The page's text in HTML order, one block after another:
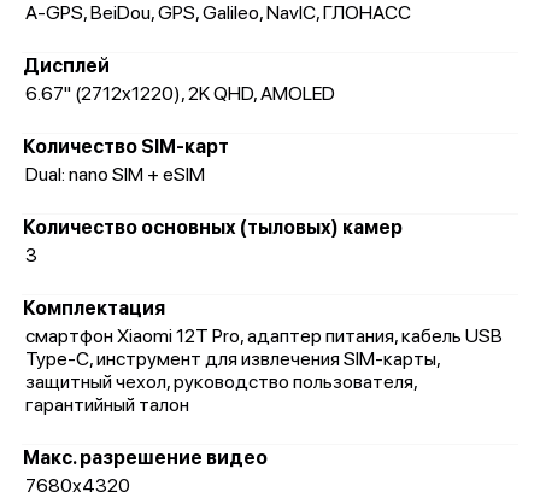
A-GPS, BeiDou, GPS, Galileo, NavIC, ГЛОНАСС
Дисплей
6.67" (2712x1220), 2K QHD, AMOLED
Количество SIM-карт
Dual: nano SIM + eSIM
Количество основных (тыловых) камер
3
Комплектация
смартфон Xiaomi 12T Pro, адаптер питания, кабель USB
Type-C, инструмент для извлечения SIM-карты,
защитный чехол, руководство пользователя,
гарантийный талон
Макс. разрешение видео
7680x4320